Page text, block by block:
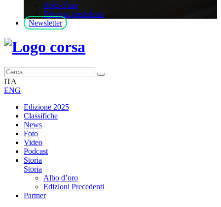
Albo d’oro
Edizioni precedenti
Newsletter
ITA
ENG
Edizione 2025
Classifiche
News
Foto
Video
Podcast
Storia
Storia
Albo d’oro
Edizioni Precedenti
Partner